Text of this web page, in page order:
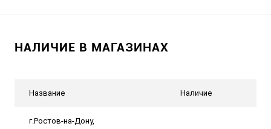
НАЛИЧИЕ В МАГАЗИНАХ
Название Наличие
г.Ростов-на-Дону,